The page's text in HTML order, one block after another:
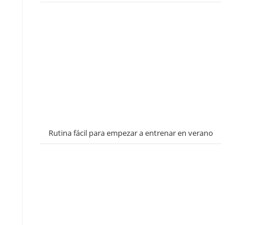
Rutina fácil para empezar a entrenar en verano